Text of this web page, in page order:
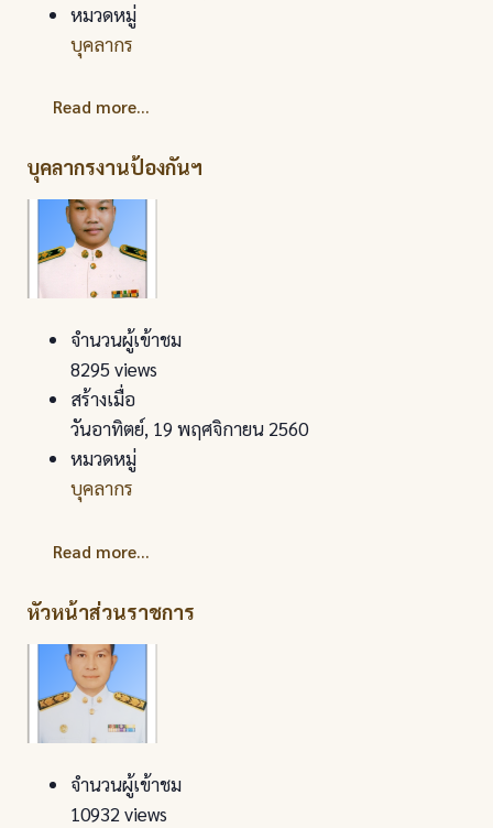
หมวดหมู่
บุคลากร
Read more...
บุคลากรงานป้องกันฯ
จำนวนผู้เข้าชม
8295 views
สร้างเมื่อ
วันอาทิตย์, 19 พฤศจิกายน 2560
หมวดหมู่
บุคลากร
Read more...
หัวหน้าส่วนราชการ
จำนวนผู้เข้าชม
10932 views